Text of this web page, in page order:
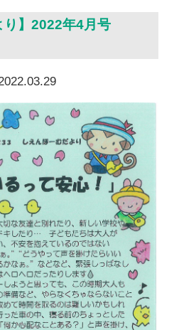
り】2022年4月号